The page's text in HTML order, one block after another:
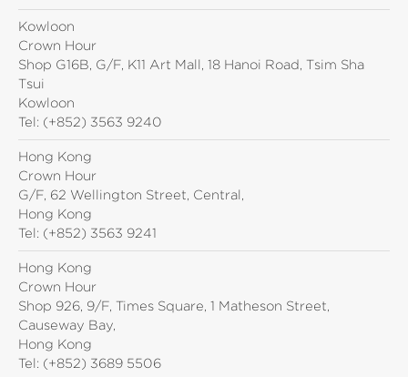
Kowloon
Crown Hour
Shop G16B, G/F, K11 Art Mall, 18 Hanoi Road, Tsim Sha
Tsui
Kowloon
Tel: (+852) 3563 9240
Hong Kong
Crown Hour
G/F, 62 Wellington Street, Central,
Hong Kong
Tel: (+852) 3563 9241
Hong Kong
Crown Hour
Shop 926, 9/F, Times Square, 1 Matheson Street,
Causeway Bay,
Hong Kong
Tel: (+852) 3689 5506